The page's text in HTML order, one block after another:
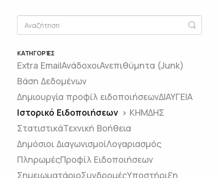
ΚΑΤΗΓΟΡΊΕΣ
Extra EmailΑνάδοχοιΑνεπιθύμητα (Junk)
Βάση Δεδομένων
Δημιουργία προφίλ ειδοποιήσεωνΔΙΑΥΓΕΙΑ
Ιστορικό Ειδοποιήσεων
ΚΗΜΔΗΣ
ΣτατιστικάΤεχνική Βοήθεια
Δημόσιοι ΔιαγωνισμοίΛογαριασμός
ΠληρωμέςΠροφίλ Ειδοποιήσεων
ΣημειωματάριοΣυνδρομέςΥποστήριξη